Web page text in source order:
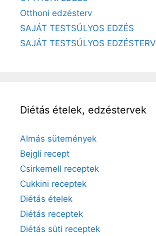
Otthoni edzésterv
SAJÁT TESTSÚLYOS EDZÉS
SAJÁT TESTSÚLYOS EDZÉSTERV
Diétás ételek, edzéstervek
Almás sütemények
Bejgli recept
Csirkemell receptek
Cukkini receptek
Diétás ételek
Diétás receptek
Diétás süti receptek